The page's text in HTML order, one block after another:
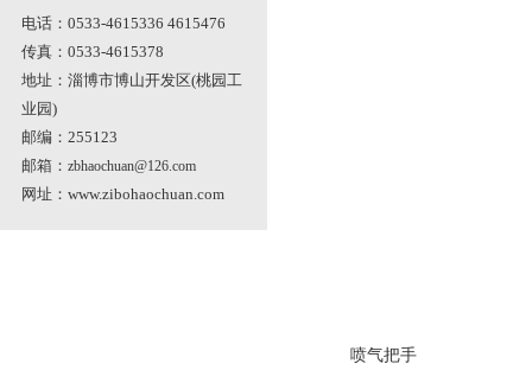
电话：0533-4615336 4615476
传真：0533-4615378
地址：淄博市博山开发区(桃园工
业园)
邮编：255123
邮箱： zbhaochuan@126.com
网址： www.zibohaochuan.com
喷气把手